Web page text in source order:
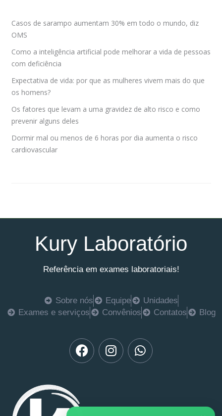
Casos de sarampo aumentam 30% em todo o mundo, diz
OMS
Como a inteligência artificial pode melhorar a vida de pessoas
com deficiência
Expectativa de vida: por que as mulheres vivem mais do que
os homens?
Os fatores que levam a uma gravidez de alto risco e como
prevenir alguns deles
Dormir mal ou menos de 6 horas por dia aumenta o risco
cardiovascular
Kury Laboratório
Referência em exames laboratoriais!
Sobre nós Equipe
Unidades
Exames e serviços
Convênios Contatos Blog